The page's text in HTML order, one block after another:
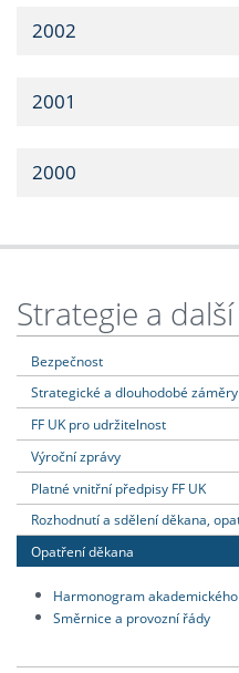
2002
2001
2000
Strategie a
Bezpečnost
Strategické a dlouhodobé záměry
FF UK pro udržitelnost
Výroční zprávy
Platné vnitřní předpisy FF UK
Rozhodnutí a sdělení děkana,
Opatření děkana
Harmonogram
Směrnice a provozní řády